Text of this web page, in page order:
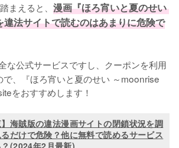
まえると、 漫画『ほろ宵いと夏のせい
法サイトで読むのはあまりに危険で
な公式サービスですし、クーポンを利用
、『ほろ宵いと夏のせい ～moonrise
をおすすめします！
】海賊版の違法漫画サイトの閉鎖状況を調
だけで危険？他に無料で読めるサービス
(2024年2月最新)